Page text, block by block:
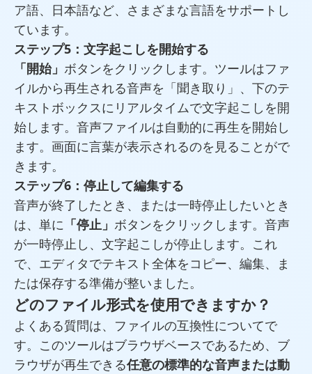
ア語、日本語など、さまざまな言語をサポートし
ています。
ステップ5：文字起こしを開始する
「開始」 ボタンをクリックします。ツールはファ
イルから再生される音声を「聞き取り」、下のテ
キストボックスにリアルタイムで文字起こしを開
始します。音声ファイルは自動的に再生を開始し
ます。画面に言葉が表示されるのを見ることがで
きます。
ステップ6：停止して編集する
音声が終了したとき、または一時停止したいとき
は、単に 「停止」 ボタンをクリックします。音声
が一時停止し、文字起こしが停止します。これ
で、エディタでテキスト全体をコピー、編集、ま
たは保存する準備が整いました。
どのファイル形式を使用できますか？
よくある質問は、ファイルの互換性についてで
す。このツールはブラウザベースであるため、ブ
ラウザが再生できる任意の標準的な音声または動